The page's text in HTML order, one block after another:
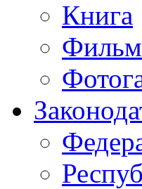
Книга
Фильм